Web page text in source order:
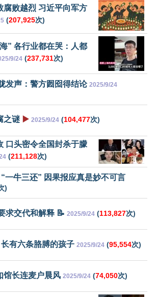
腐败越烈 习近平向军方
(207,925次)
” 各行业都在哭：人都
9/24 (237,731次)
发声：警方囫囵得结论 2025/9/24
之谜 ▶️ 2025/9/24 (104,477次)
口头密令全国封杀于朦
(211,128次)
一牛三还” 因果报应真是妙不可言
)
求交代和解释 📝 2025/9/24 (113,827次)
有六条胳膊的孩子 2025/9/24 (95,554次)
馆长连麦户晨风 2025/9/24 (74,050次)